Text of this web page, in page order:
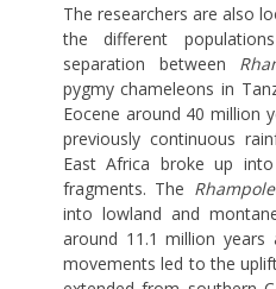
The researchers are also
the different
separation between
pygmy chameleons in
Eocene around 40 million
previously continuous
East Africa broke up
fragments. The
into lowland and
around 11.1 million
movements led to the